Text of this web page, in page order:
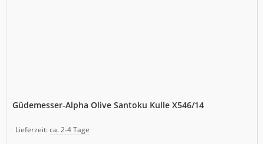
Güdemesser-Alpha Olive Santoku Kulle X546/14
Lieferzeit:ca. 2-4 Tage